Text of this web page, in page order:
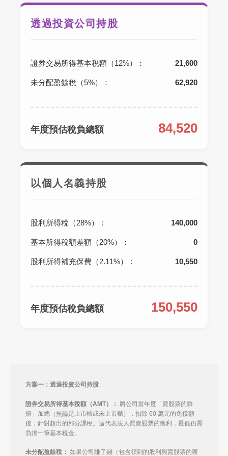
透過投資公司持股
證券交易所得基本稅額（12%）： 21,600
未分配盈餘稅（5%）： 62,920
年度預估稅負總額 84,520
以個人名義持股
股利所得稅（28%）： 140,000
基本所得稅額差額（20%）： 0
股利所得補充保費（2.11%）： 10,550
年度預估稅負總額 150,550
方案一：透過投資公司持股
證券交易所得基本稅額（AMT）：
將公司當年度「賣股票的賺
賠」加總（無論是上市櫃或未上市櫃），扣除 60 萬元的免稅額
後，針對超出的部分課稅。這代表法人買賣股票的獲利，最低仍需
負擔一筆基本稅金。
未分配盈餘稅：
如果公司賺了錢（包含領到的股利與賣股票的獲